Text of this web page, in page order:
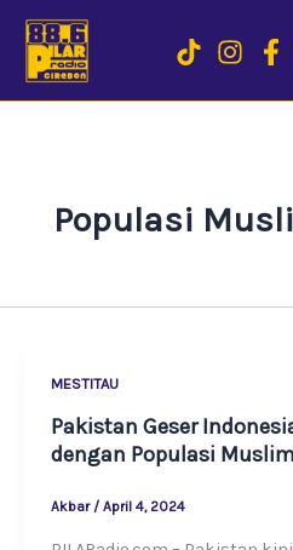
content
Populasi
MESTITAU
Pakistan Geser
dengan Populasi
Akbar / April 4, 2024